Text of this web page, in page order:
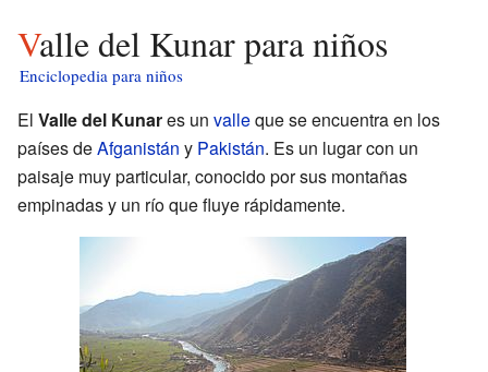
Valle del Kunar para niños
Enciclopedia para niños
El Valle del Kunares un valleque se encuentra en los
países deAfganistán y Pakistán. Es un lugar con un
paisaje muy particular, conocido por sus montañas
empinadas y un río que fluye rápidamente.